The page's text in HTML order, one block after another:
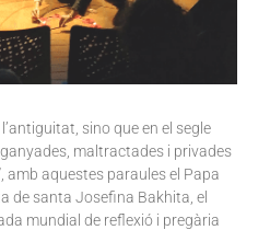
sino que en el segle
maltractades i privades
amb aquestes paraules el Papa
de santa Josefina Bakhita, el
mundial de reflexió i pregària